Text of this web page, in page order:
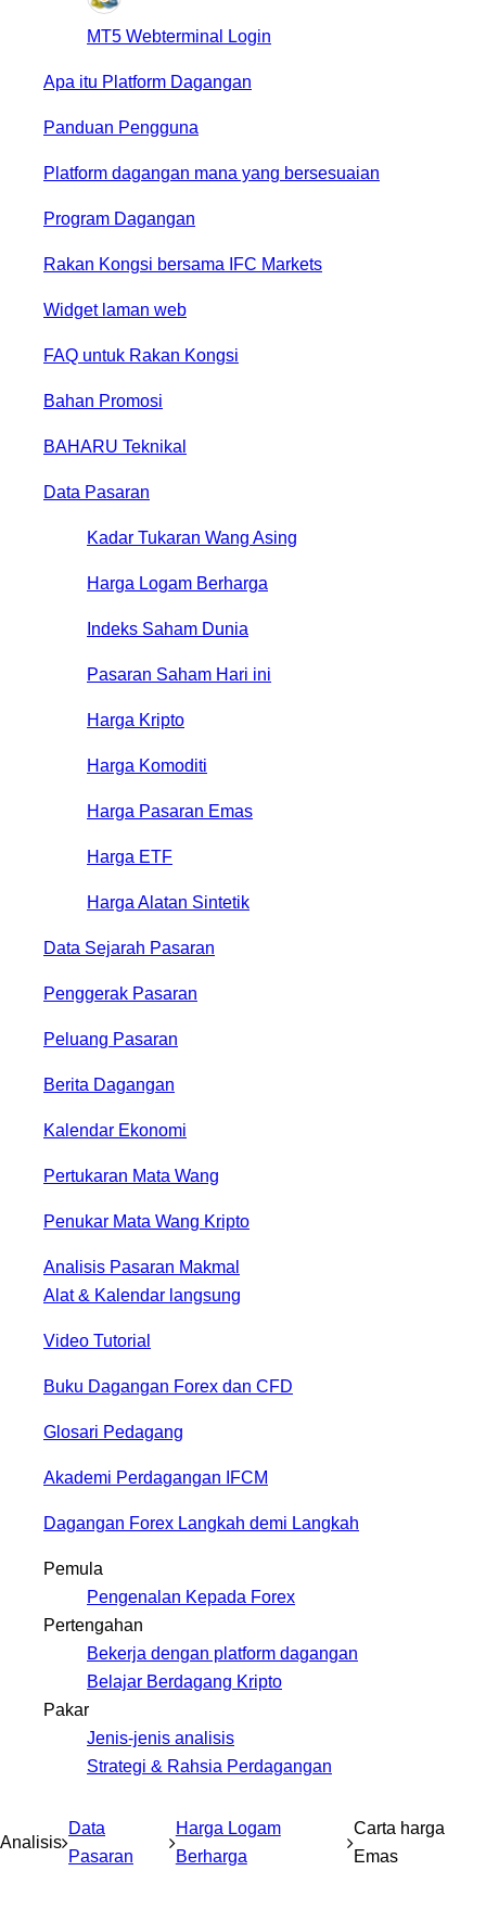
MT5 Webterminal Login
Apa itu Platform Dagangan
Panduan Pengguna
Platform dagangan mana yang bersesuaian
Program Dagangan
Rakan Kongsi bersama IFC Markets
Widget laman web
FAQ untuk Rakan Kongsi
Bahan Promosi
BAHARU Teknikal
Data Pasaran
Kadar Tukaran Wang Asing
Harga Logam Berharga
Indeks Saham Dunia
Pasaran Saham Hari ini
Harga Kripto
Harga Komoditi
Harga Pasaran Emas
Harga ETF
Harga Alatan Sintetik
Data Sejarah Pasaran
Penggerak Pasaran
Peluang Pasaran
Berita Dagangan
Kalendar Ekonomi
Pertukaran Mata Wang
Penukar Mata Wang Kripto
Analisis Pasaran Makmal
Alat & Kalendar langsung
Video Tutorial
Buku Dagangan Forex dan CFD
Glosari Pedagang
Akademi Perdagangan IFCM
Dagangan Forex Langkah demi Langkah
Pemula
Pengenalan Kepada Forex
Pertengahan
Bekerja dengan platform dagangan
Belajar Berdagang Kripto
Pakar
Jenis-jenis analisis
Strategi & Rahsia Perdagangan
Analisis
Data
Pasaran
Harga Logam
Berharga
Carta harga
Emas